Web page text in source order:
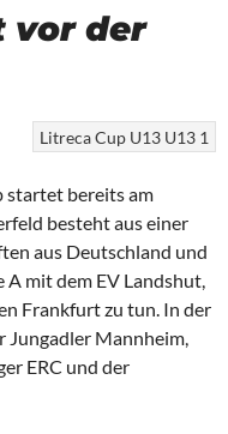
vor der
Litreca Cup U13 U13 1
startet bereits am
besteht aus einer
aus Deutschland und
A mit dem EV Landshut,
Frankfurt zu tun. In der
Jungadler Mannheim,
ERC und der